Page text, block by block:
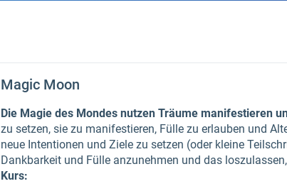
Magic Moon
Die Magie des Mondes nutzen Träume manifestieren
zu setzen, sie zu manifestieren, Fülle zu erlauben und
neue Intentionen und Ziele zu setzen (oder kleine
Dankbarkeit und Fülle anzunehmen und das
Kurs: